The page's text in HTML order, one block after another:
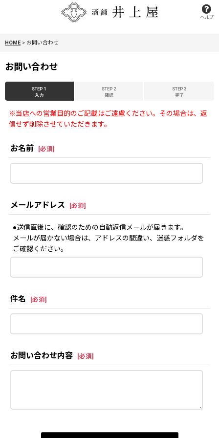
ヘルプ
HOME > お問い合わせ
お問い合わせ
STEP 1
入力
STEP 2
確認
STEP 3
完了
※当店への営業目的のご記載はご遠慮ください。その場合は、返
信せず削除させていただきます。
お名前 [必須]
メールアドレス [必須]
●送信直後に、確認のための自動返信メールが届きます。
メールが届かない場合は、アドレスの間違い、迷惑フォルダを
ご確認ください。
件名 [必須]
お問い合わせ内容 [必須]